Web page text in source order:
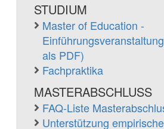
STUDIUM
Master of Education -
als PDF)
Fachpraktika
MASTERABSCHLUSS
FAQ-Liste
Unterstützung